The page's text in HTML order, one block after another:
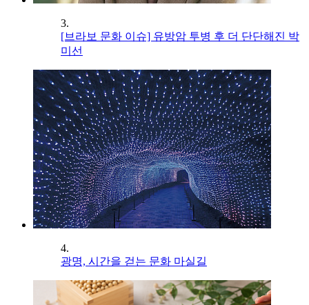
3.
[브라보 문화 이슈] 유방암 투병 후 더 단단해진 박
미선
4.
광명, 시간을 걷는 문화 마실길